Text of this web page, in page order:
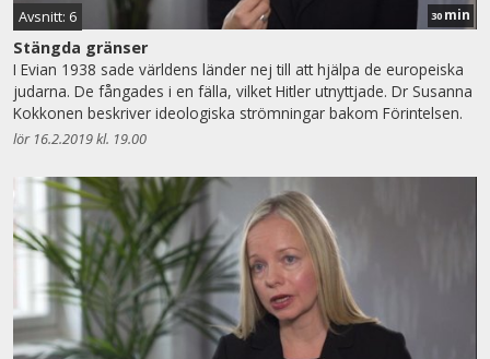
Avsnitt: 6 30 min
Stängda gränser
I Evian 1938 sade världens länder nej till att hjälpa de europeiska
judarna. De fångades i en fälla, vilket Hitler utnyttjade. Dr Susanna
Kokkonen beskriver ideologiska strömningar bakom Förintelsen.
lör 16.2.2019 kl. 19.00